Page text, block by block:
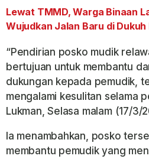
Lewat TMMD, Warga Binaan
Wujudkan Jalan Baru di Dukuh
“Pendirian posko mudik
bertujuan untuk membantu
dukungan kepada pemudik,
mengalami kesulitan selama
Lukman, Selasa malam (17/3/
Ia menambahkan, posko
membantu pemudik yang